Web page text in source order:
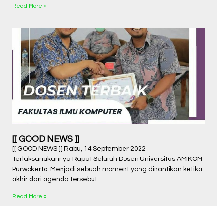
Read More »
[[ GOOD NEWS ]]
[[ GOOD NEWS ]] Rabu, 14 September 2022
Terlaksanakannya Rapat Seluruh Dosen Universitas AMIKOM
Purwokerto. Menjadi sebuah moment yang dinantikan ketika
akhir dari agenda tersebut
Read More »